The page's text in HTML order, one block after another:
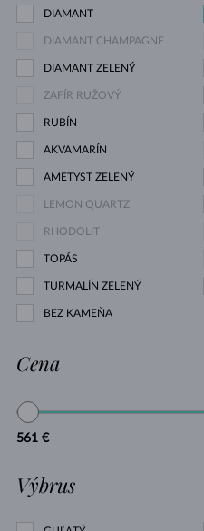
DIAMANT
DIAMANT CHAMPAGNE
DIAMANT ZELENÝ
ZAFÍR RUŽOVÝ
RUBÍN
AKVAMARÍN
AMETYST ZELENÝ
LEMON QUARTZ
RHODOLIT
TOPÁS
TURMALÍN ZELENÝ
BEZ KAMEŇA
Cena
561 €
Výbrus